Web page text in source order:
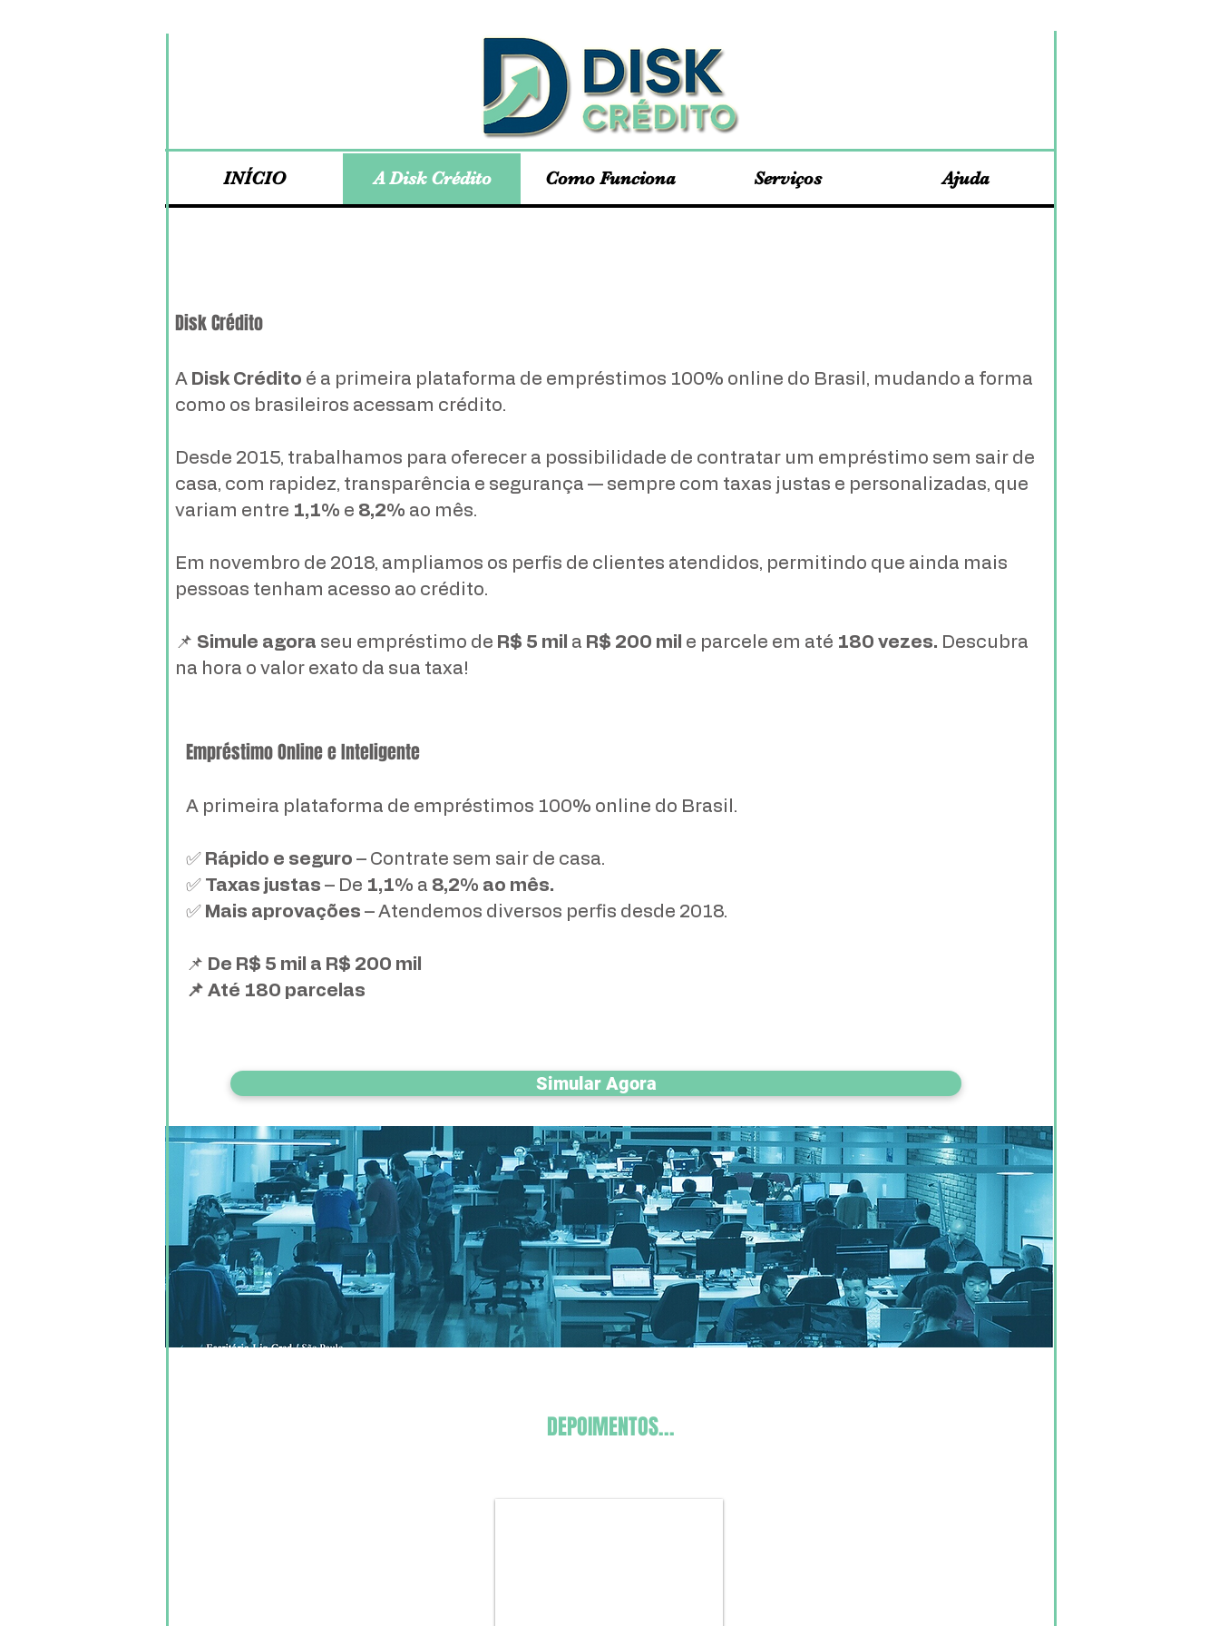
INÍCIO A Disk Crédito Como Funciona Serviços Ajuda
Disk Crédito
A Disk Crédito é a primeira plataforma de empréstimos 100% online do Brasil, mudando a forma
como os brasileiros acessam crédito.
Desde 2015, trabalhamos para oferecer a possibilidade de contratar um empréstimo sem sair de
casa, com rapidez, transparência e segurança — sempre com taxas justas e personalizadas, que
variam entre 1,1% e 8,2% ao mês.
Em novembro de 2018, ampliamos os perfis de clientes atendidos, permitindo que ainda mais
pessoas tenham acesso ao crédito.
📌 Simule agora seu empréstimo de R$ 5 mil a R$ 200 mil e parcele em até 180 vezes. Descubra
na hora o valor exato da sua taxa!
Simular Agora
DEPOIMENTOS...
Empréstimo Online e Inteligente
A primeira plataforma de empréstimos 100% online do Brasil.
✅ Rápido e seguro – Contrate sem sair de casa.
✅ Taxas justas – De 1,1% a 8,2% ao mês.
✅ Mais aprovações – Atendemos diversos perfis desde 2018.
📌 De R$ 5 mil a R$ 200 mil
📌 Até 180 parcelas